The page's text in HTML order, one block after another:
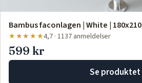
Bambus faconlagen | White | 180x210
★★★★★4,7 · 1137 anmeldelser
599 kr
Se produktet